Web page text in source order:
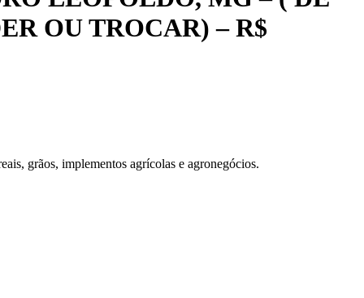
OU TROCAR) – R$
grãos, implementos agrícolas e agronegócios.